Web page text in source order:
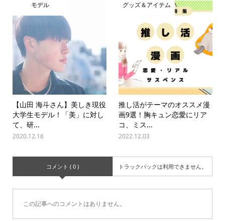
モデル
【山田 海斗さん】美しき現役
大学生モデル！「美」に対し
て、研...
2020.12.16
グッズ＆アイテム
推し活がテーマのオススメ漫
画9選！胸キュン恋愛にリア
コ、ミス...
2022.12.03
コメント ( 0 ) トラックバックは利用できません。
この記事へのコメントはありません。